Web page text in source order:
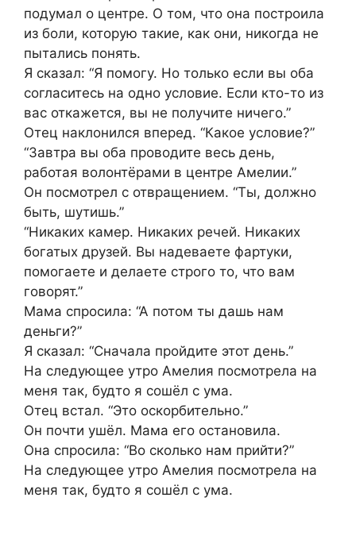
подумал о центре. О том, что она построила
из боли, которую такие, как они, никогда не
пытались понять.
Я сказал: “Я помогу. Но только если вы оба
согласитесь на одно условие. Если кто-то из
вас откажется, вы не получите ничего.”
Отец наклонился вперед. “Какое условие?”
“Завтра вы оба проводите весь день,
работая волонтёрами в центре Амелии.”
Он посмотрел с отвращением. “Ты, должно
быть, шутишь.”
“Никаких камер. Никаких речей. Никаких
богатых друзей. Вы надеваете фартуки,
помогаете и делаете строго то, что вам
говорят.”
Мама спросила: “А потом ты дашь нам
деньги?”
Я сказал: “Сначала пройдите этот день.”
На следующее утро Амелия посмотрела на
меня так, будто я сошёл с ума.
Отец встал. “Это оскорбительно.”
Он почти ушёл. Мама его остановила.
Она спросила: “Во сколько нам прийти?”
На следующее утро Амелия посмотрела на
меня так, будто я сошёл с ума.